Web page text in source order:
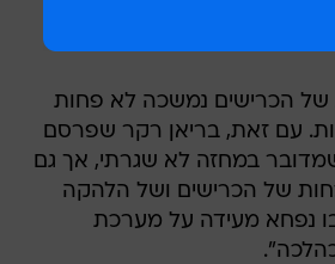
אם לא די בכך, גם להקת
כדי לזכות במספר דגים.
הכרישים נמשכה לא פחות
עם זאת, בריאן רקר שפרסם
במחזה לא שגרתי, אך גם
של הכרישים ושל הלהקה
נפחא מעידה על מערכת